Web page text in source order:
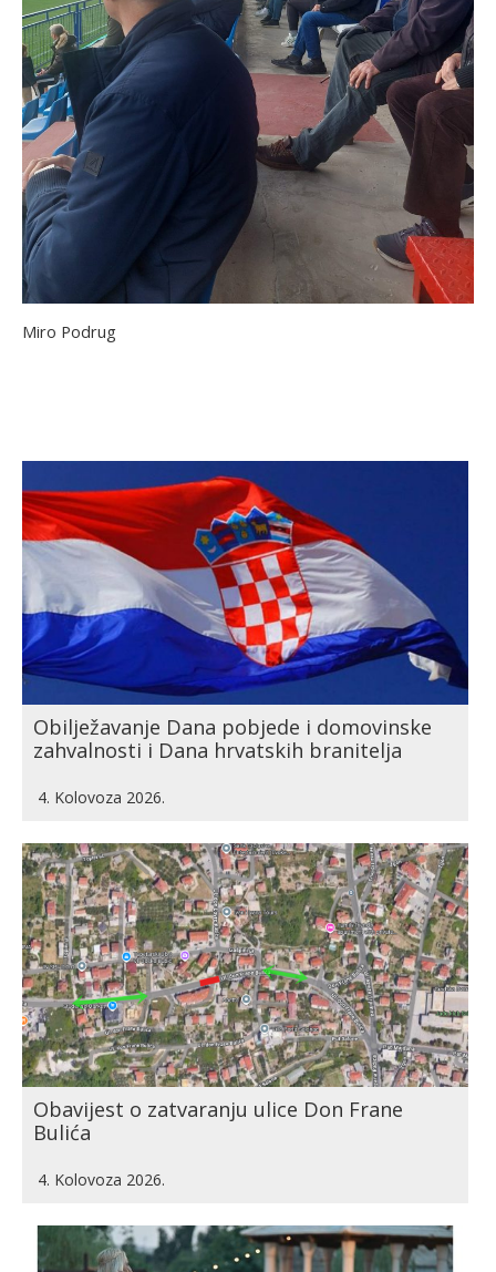
Miro Podrug
Obilježavanje Dana pobjede i domovinske
zahvalnosti i Dana hrvatskih branitelja
4. Kolovoza 2026.
Obavijest o zatvaranju ulice Don Frane
Bulića
4. Kolovoza 2026.